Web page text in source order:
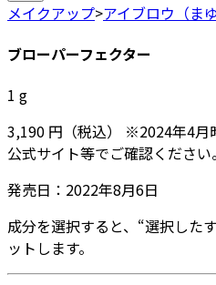
メイクアップ>アイブロウ（ま
ブローパーフェクター
1 g
3,190 円 （税込） ※2024年4月
公式サイト等でご確認ください。
発売日： 2022年8月6日
成分を選択すると、“選択した
ットします。